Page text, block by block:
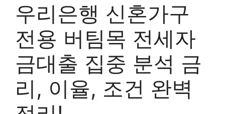
우리은행 신혼가구
전용 버팀목 전세자
금대출 집중 분석 금
리, 이율, 조건 완벽